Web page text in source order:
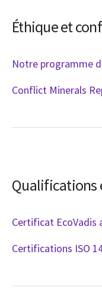
Éthique et
Notre programme
Conflict Minerals
Qualifications
Certificat EcoVadis
Certifications ISO